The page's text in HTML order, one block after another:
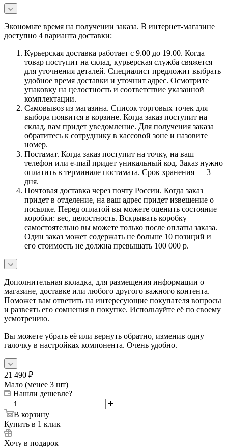
Экономьте время на получении заказа. В интернет-магазине
доступно 4 варианта доставки:
Курьерская доставка работает с 9.00 до 19.00. Когда
товар поступит на склад, курьерская служба свяжется
для уточнения деталей. Специалист предложит выбрать
удобное время доставки и уточнит адрес. Осмотрите
упаковку на целостность и соответствие указанной
комплектации.
Самовывоз из магазина. Список торговых точек для
выбора появится в корзине. Когда заказ поступит на
склад, вам придет уведомление. Для получения заказа
обратитесь к сотруднику в кассовой зоне и назовите
номер.
Постамат. Когда заказ поступит на точку, на ваш
телефон или e-mail придет уникальный код. Заказ нужно
оплатить в терминале постамата. Срок хранения — 3
дня.
Почтовая доставка через почту России. Когда заказ
придет в отделение, на ваш адрес придет извещение о
посылке. Перед оплатой вы можете оценить состояние
коробки: вес, целостность. Вскрывать коробку
самостоятельно вы можете только после оплаты заказа.
Один заказ может содержать не больше 10 позиций и
его стоимость не должна превышать 100 000 р.
Дополнительная вкладка, для размещения информации о
магазине, доставке или любого другого важного контента.
Поможет вам ответить на интересующие покупателя вопросы
и развеять его сомнения в покупке. Используйте её по своему
усмотрению.
Вы можете убрать её или вернуть обратно, изменив одну
галочку в настройках компонента. Очень удобно.
21 490 ₽
Мало (менее 3 шт)
Нашли дешевле?
В корзину
Купить в 1 клик
Хочу в подарок